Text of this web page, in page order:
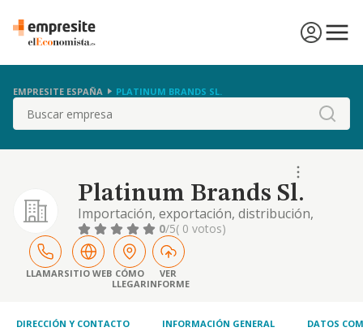
EMPRESITE ESPAÑA PLATINUM BRANDS SL.
Buscar
Platinum Brands Sl.
Importación, exportación, distribución,
venta directa y comercialización, en general,
al por mayor y al por menor de toda clase de
bebidas.
0/5( 0 votos)
LLAMARSITIO WEB CÓMO
LLEGAR
VER
INFORME
DIRECCIÓN Y CONTACTO INFORMACIÓN GENERAL DATOS